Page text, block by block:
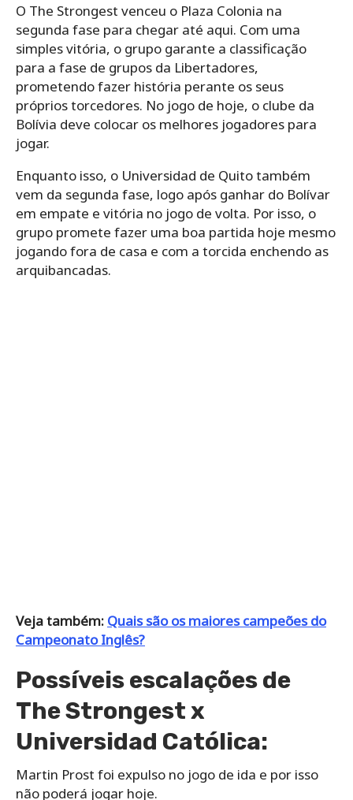
O The Strongest venceu o Plaza Colonia na
segunda fase para chegar até aqui. Com uma
simples vitória, o grupo garante a classificação
para a fase de grupos da Libertadores,
prometendo fazer história perante os seus
próprios torcedores. No jogo de hoje, o clube da
Bolívia deve colocar os melhores jogadores para
jogar.
Enquanto isso, o Universidad de Quito também
vem da segunda fase, logo após ganhar do Bolívar
em empate e vitória no jogo de volta. Por isso, o
grupo promete fazer uma boa partida hoje mesmo
jogando fora de casa e com a torcida enchendo as
arquibancadas.
Veja também: Quais são os maiores campeões do
Campeonato Inglês?
Possíveis escalações de
The Strongest x
Universidad Católica:
Martin Prost foi expulso no jogo de ida e por isso
não poderá jogar hoje.